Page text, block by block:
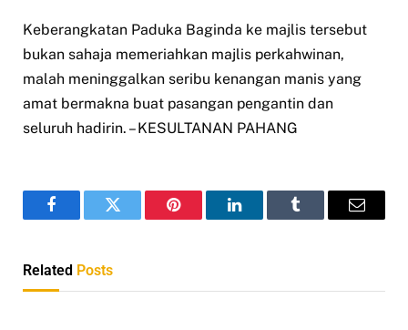
Keberangkatan Paduka Baginda ke majlis tersebut
bukan sahaja memeriahkan majlis perkahwinan,
malah meninggalkan seribu kenangan manis yang
amat bermakna buat pasangan pengantin dan
seluruh hadirin. – KESULTANAN PAHANG
FacebookTwitter Pinterest LinkedInTumblr Email
Related Posts